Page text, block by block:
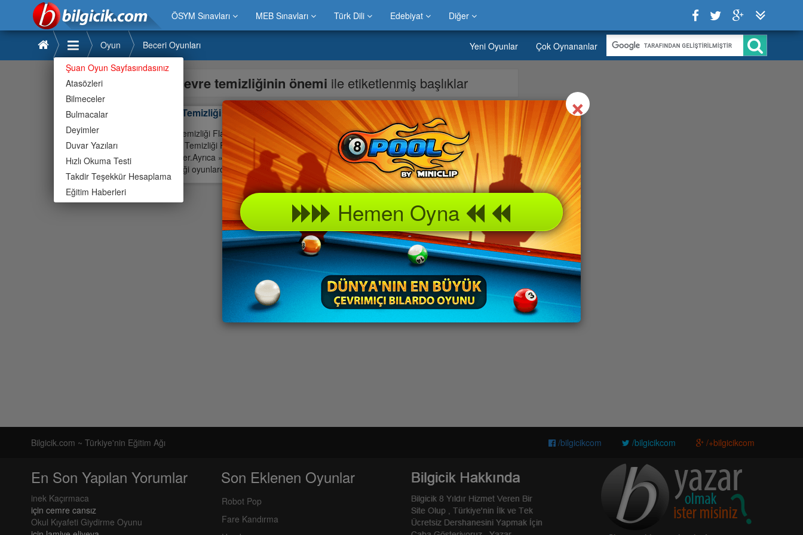
ÖSYM Sınavları MEB Sınavları Türk Dili Edebiyat Diğer
Şuan Oyun Sayfasındasınız
Atasözleri
Bilmeceler
Bulmacalar
Deyimler
Duvar Yazıları
Hızlı Okuma Testi
Takdir Teşekkür Hesaplama
Eğitim Haberleri
Oyun Beceri Oyunları Yeni Oyunlar Çok Oynananlar
çevre temizliğinin önemi ile etiketlenmiş başlıklar
Çevre Temizliği Flash Oyunu
Çevre Temizliği Flash Oyunu oyunu hakkında makale yazısı.Çocuklar ve büyüklerin çok sevdiği
» Çevre Temizliği Flash Oyunu oyununu yıllardan beri oyun severler çok sever ve
beğenirler.Ayrıca » Çevre Temizliği Flash Oyunu kız çocukları, erkek çocukları ve büyüklerin en
beğendiği oyunlardan biri olma özelliğini korumaktadır.Bilgicik oyun portalında » Çevre Temizliği
Bilgicik.com ~ Türkiye'nin Eğitim Ağı /bilgicikcom /bilgicikcom /+bilgicikcom
En Son Yapılan Yorumlar
inek Kaçırmaca
için cemre cansız
Okul Kıyafeti Giydirme Oyunu
Son Eklenen Oyunlar
Robot Pop
Fare Kandırma
×Close
Hemen Oyna